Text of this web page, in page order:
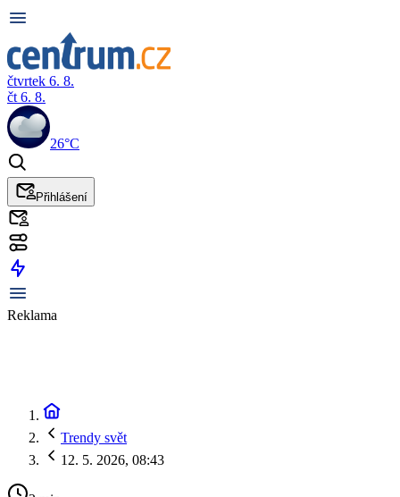
čtvrtek 6. 8.
čt 6. 8.
26°C
Přihlášení
Reklama
Trendy svět
12. 5. 2026, 08:43